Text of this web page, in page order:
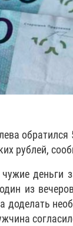
обратился
рублей,
деньги
из
доделать